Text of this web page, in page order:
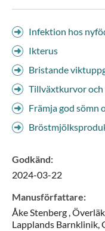
Infektion hos
Ikterus
Bristande
Tillväxtkurvor
Främja god sömn
Godkänd:
2024-03-22
Manusförfattare:
ÅkeStenberg ,
Lapplands Barnklinik,